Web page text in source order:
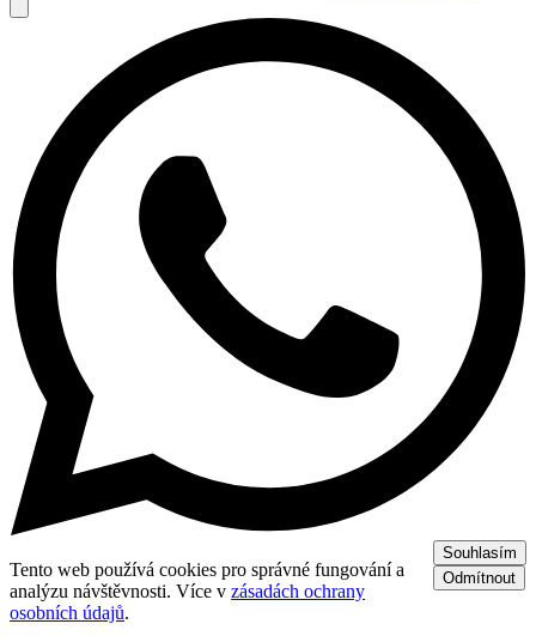
Tento web používá cookies pro správné fungování a
analýzu návštěvnosti. Více v zásadách ochrany
osobních údajů.
Souhlasím
Odmítnout